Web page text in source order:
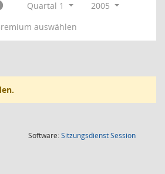
Quartal 1
2005
auswählen
Software:SitzungsdienstSession(Wird in